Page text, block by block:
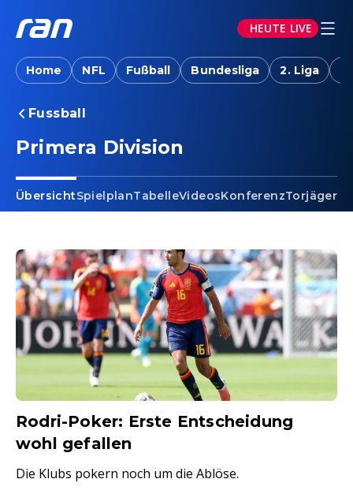
HEUTE LIVE
Home NFL Fußball Bundesliga 2. Liga
Fussball
Primera Division
ÜbersichtSpielplanTabelleVideosKonferenzTorjäger
Rodri-Poker: Erste Entscheidung
wohl gefallen
Die Klubs pokern noch um die Ablöse.